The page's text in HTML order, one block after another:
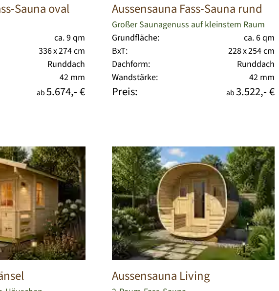
Sauna oval
ca. 9 qm
336 x 274 cm
Runddach
42 mm
ab5.674,- €
Aussensauna Fass-Sauna rund
Großer Saunagenuss auf kleinstem Raum
Grundfläche:
ca. 6 qm
BxT:
228 x 254 cm
Dachform:
Runddach
Wandstärke:
42 mm
Preis: ab3.522,- €
Aussensauna Living